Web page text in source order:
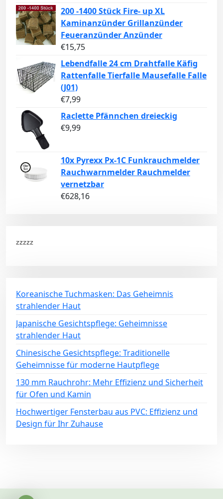
200 -1400 Stück Fire- up XL
Kaminanzünder Grillanzünder
Feueranzünder Anzünder
€15,75
Lebendfalle 24 cm Drahtfalle Käfig
Rattenfalle Tierfalle Mausefalle Falle
(J01)
€7,99
Raclette Pfännchen dreieckig
€9,99
10x Pyrexx Px-1C Funkrauchmelder
Rauchwarnmelder Rauchmelder
vernetzbar
€628,16
zzzzz
Koreanische Tuchmasken: Das Geheimnis
strahlender Haut
Japanische Gesichtspflege: Geheimnisse
strahlender Haut
Chinesische Gesichtspflege: Traditionelle
Geheimnisse für moderne Hautpflege
130 mm Rauchrohr: Mehr Effizienz und Sicherheit
für Ofen und Kamin
Hochwertiger Fensterbau aus PVC: Effizienz und
Design für Ihr Zuhause